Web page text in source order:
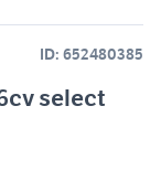
ID: 652480385
select